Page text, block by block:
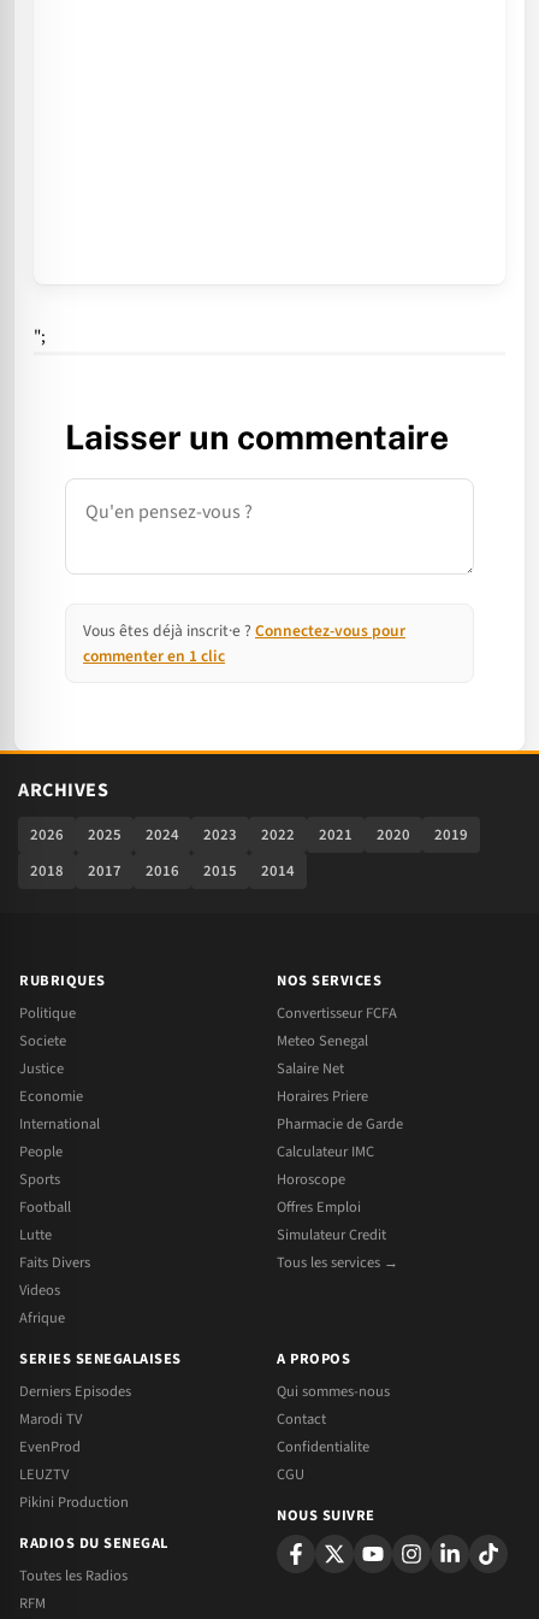
";
Laisser un commentaire
Commentaire
Vous êtes déjà inscrit·e ? Connectez-vous pour
commenter en 1 clic
ARCHIVES
2026 2025 2024 2023 2022 2021 2020
2019
2018
2017 2016 2015 2014
RUBRIQUES
Politique
Societe
Justice
Economie
International
People
Sports
Football
Lutte
Faits Divers
Videos
Afrique
NOS SERVICES
Convertisseur FCFA
Meteo Senegal
Salaire Net
Horaires Priere
Pharmacie de Garde
Calculateur IMC
Horoscope
Offres Emploi
Simulateur Credit
Tous les services →
SERIES SENEGALAISES
Derniers Episodes
Marodi TV
EvenProd
LEUZTV
Pikini Production
RADIOS DU SENEGAL
Toutes les Radios
RFM
A PROPOS
Qui sommes-nous
Contact
Confidentialite
CGU
NOUS SUIVRE